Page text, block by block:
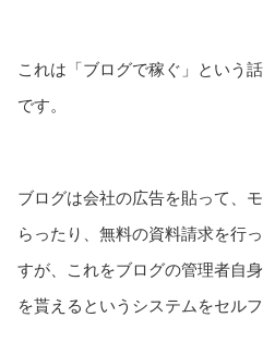
これは「ブログで稼ぐ」という
です。
ブログは会社の広告を貼って、
らったり、無料の資料請求を行
すが、これをブログの管理者自
を貰えるというシステムをセル